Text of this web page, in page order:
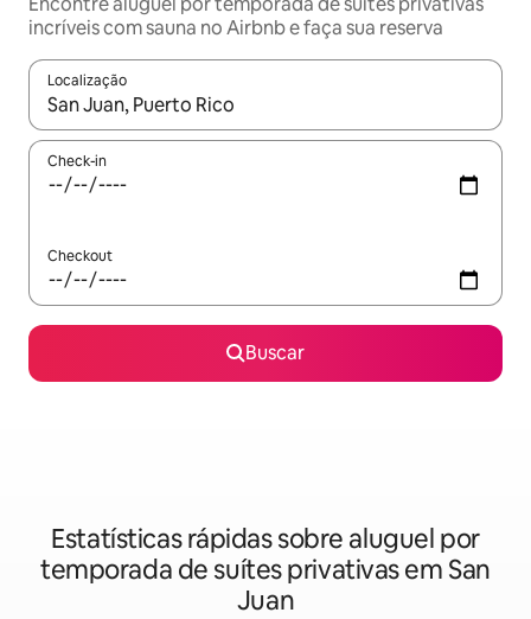
incríveis com sauna no Airbnb e faça sua reserva
Localização
Quando os resultados estiverem disponíveis, explore-os
Check-in
Checkout
Buscar
Estatísticas rápidas sobre aluguel por
temporada de suítes privativas em San
Juan